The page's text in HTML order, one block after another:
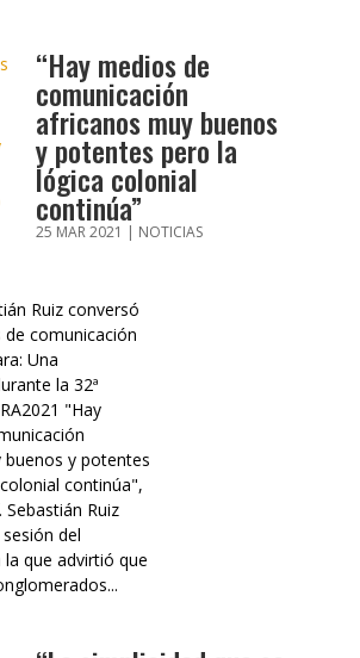
“Hay medios de
comunicación
africanos muy buenos
y potentes pero la
lógica colonial
continúa”
25 MAR 2021 | NOTICIAS
Ruiz conversó
comunicación
Una
la 32ª
"Hay
y potentes
continúa",
Ruiz
del
la que advirtió que